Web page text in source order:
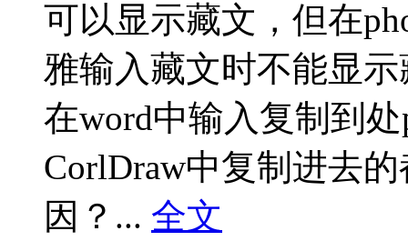
可以显示藏文，但在
雅输入藏文时不能显
在word中输入复制到
CorlDraw中复制进去
因？... 全文